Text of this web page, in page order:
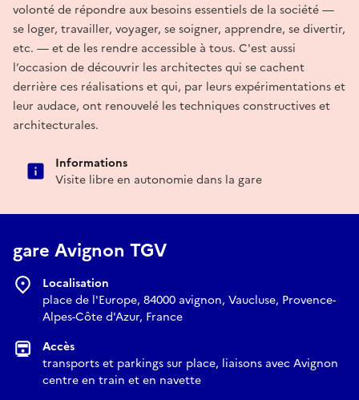
volonté de répondre aux besoins essentiels de la société —
se loger, travailler, voyager, se soigner, apprendre, se divertir,
etc. — et de les rendre accessible à tous. C'est aussi
l’occasion de découvrir les architectes qui se cachent
derrière ces réalisations et qui, par leurs expérimentations et
leur audace, ont renouvelé les techniques constructives et
architecturales.
Informations
Visite libre en autonomie dans la gare
gare Avignon TGV
Localisation
place de l'Europe, 84000 avignon, Vaucluse, Provence-
Alpes-Côte d'Azur, France
Accès
transports et parkings sur place, liaisons avec Avignon
centre en train et en navette